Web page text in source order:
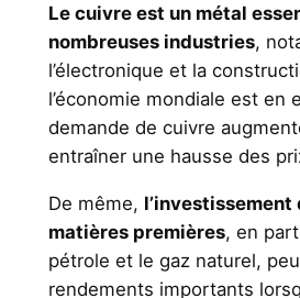
Le cuivre est un métal
nombreuses industries,
l’électronique et la
l’économie mondiale est en
demande de cuivre
entraîner une hausse des
De même, l’investissement
matières premières, en
pétrole et le gaz naturel,
rendements importants